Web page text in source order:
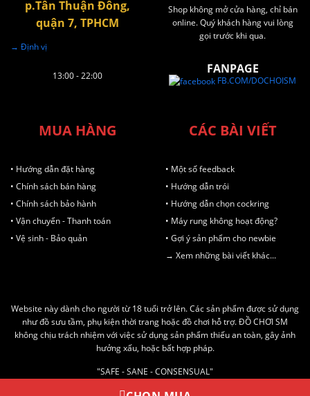
p.Tân Thuận Đông,
quận 7, TPHCM
→ Định vị
13:00 - 22:00
Shop không mở cửa hàng, chỉ bán
online. Quý khách hàng vui lòng
gọi trước khi qua.
FANPAGE
FB.COM/DOCHOISM
MUA HÀNG
• Hướng dẫn đặt hàng
• Chính sách bán hàng
• Chính sách bảo hành
• Vận chuyển - Thanh toán
• Vệ sinh - Bảo quản
CÁC BÀI VIẾT
• Một số feedback
• Hướng dẫn trói
• Hướng dẫn chọn cockring
• Máy rung không hoạt động?
• Gợi ý sản phẩm cho newbie
→ Xem những bài viết khác...
Website này dành cho người từ 18 tuổi trở lên. Các sản phẩm được sử dụng
như đồ sưu tầm, phụ kiện thời trang hoặc đồ chơi hỗ trợ. ĐỒ CHƠI SM
không chịu trách nhiệm với việc sử dụng sản phẩm thiếu an toàn, gây ảnh
hưởng xấu, hoặc bất hợp pháp.
"SAFE - SANE - CONSENSUAL"